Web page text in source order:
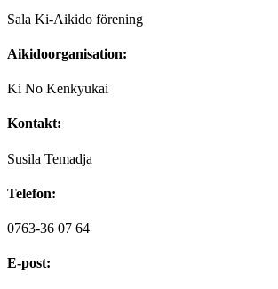
Sala Ki-Aikido förening
Aikidoorganisation:
Ki No Kenkyukai
Kontakt:
Susila Temadja
Telefon:
0763-36 07 64
E-post: